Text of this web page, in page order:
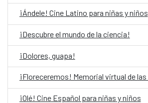
¡Ándele! Cine Latino para niñas y niños
¡Descubre el mundo de la ciencia!
¡Dolores, guapa!
¡Olé! Cine Español para niñas y niños